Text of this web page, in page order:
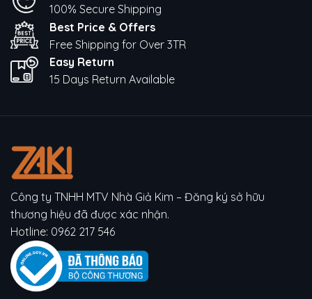
100% Secure Shipping
Best Price & Offers
Free Shipping for Over 3TR
Easy Return
15 Days Return Available
Công ty TNHH MTV Nhà Giả Kim – Đăng ký sở hữu
thương hiệu đã được xác nhận.
Hotline: 0962 217 546